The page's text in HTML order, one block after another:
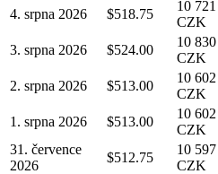
4. srpna 2026 $518.75
10 721
CZK
3. srpna 2026 $524.00
10 830
CZK
2. srpna 2026 $513.00
10 602
CZK
1. srpna 2026 $513.00
10 602
CZK
31. července
2026
$512.75
10 597
CZK